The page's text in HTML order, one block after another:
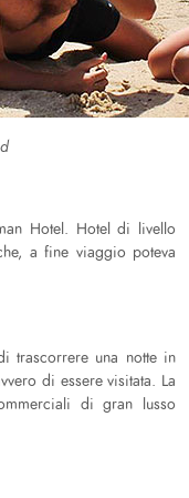
Hotel. Hotel di livello
a fine viaggio poteva
trascorrere una notte in
di essere visitata. La
di gran lusso